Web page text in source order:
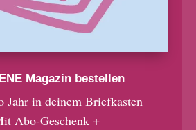
Magazin bestellen
Jahr in deinem Briefkasten
Abo-Geschenk +